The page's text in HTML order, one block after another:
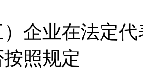
业在法定代
照规定